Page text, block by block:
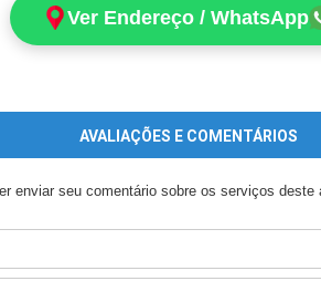
Ver Endereço / WhatsApp
AVALIAÇÕES E COMENTÁRIOS
enviar seu comentário sobre os serviços deste